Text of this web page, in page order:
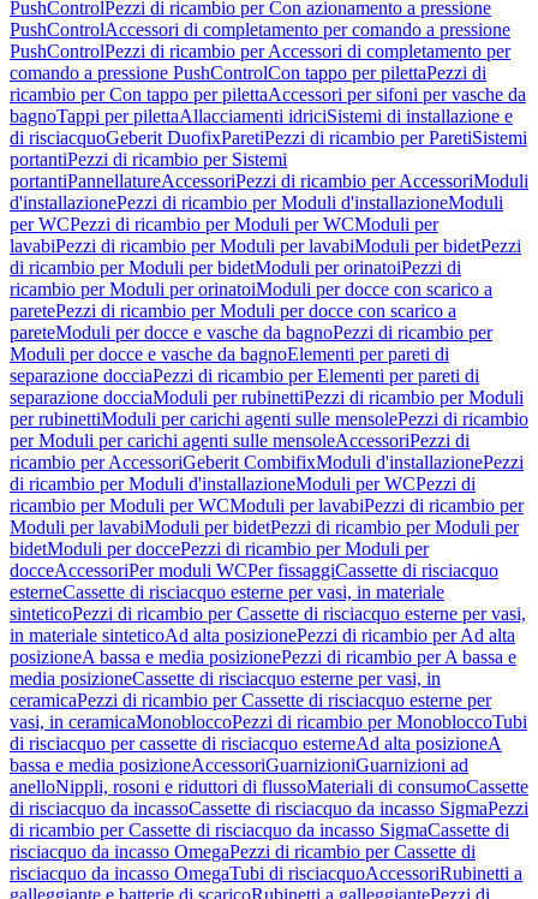
PushControlPezzi di ricambio per Con azionamento a pressione
PushControlAccessori di completamento per comando a pressione
PushControlPezzi di ricambio per Accessori di completamento per
comando a pressione PushControlCon tappo per pilettaPezzi di
ricambio per Con tappo per pilettaAccessori per sifoni per vasche da
bagnoTappi per pilettaAllacciamenti idriciSistemi di installazione e
di risciacquoGeberit DuofixParetiPezzi di ricambio per ParetiSistemi
portantiPezzi di ricambio per Sistemi
portantiPannellatureAccessoriPezzi di ricambio per AccessoriModuli
d'installazionePezzi di ricambio per Moduli d'installazioneModuli
per WCPezzi di ricambio per Moduli per WCModuli per
lavabiPezzi di ricambio per Moduli per lavabiModuli per bidetPezzi
di ricambio per Moduli per bidetModuli per orinatoiPezzi di
ricambio per Moduli per orinatoiModuli per docce con scarico a
paretePezzi di ricambio per Moduli per docce con scarico a
pareteModuli per docce e vasche da bagnoPezzi di ricambio per
Moduli per docce e vasche da bagnoElementi per pareti di
separazione docciaPezzi di ricambio per Elementi per pareti di
separazione docciaModuli per rubinettiPezzi di ricambio per Moduli
per rubinettiModuli per carichi agenti sulle mensolePezzi di ricambio
per Moduli per carichi agenti sulle mensoleAccessoriPezzi di
ricambio per AccessoriGeberit CombifixModuli d'installazionePezzi
di ricambio per Moduli d'installazioneModuli per WCPezzi di
ricambio per Moduli per WCModuli per lavabiPezzi di ricambio per
Moduli per lavabiModuli per bidetPezzi di ricambio per Moduli per
bidetModuli per doccePezzi di ricambio per Moduli per
docceAccessoriPer moduli WCPer fissaggiCassette di risciacquo
esterneCassette di risciacquo esterne per vasi, in materiale
sinteticoPezzi di ricambio per Cassette di risciacquo esterne per vasi,
in materiale sinteticoAd alta posizionePezzi di ricambio per Ad alta
posizioneA bassa e media posizionePezzi di ricambio per A bassa e
media posizioneCassette di risciacquo esterne per vasi, in
ceramicaPezzi di ricambio per Cassette di risciacquo esterne per
vasi, in ceramicaMonobloccoPezzi di ricambio per MonobloccoTubi
di risciacquo per cassette di risciacquo esterneAd alta posizioneA
bassa e media posizioneAccessoriGuarnizioniGuarnizioni ad
anelloNippli, rosoni e riduttori di flussoMateriali di consumoCassette
di risciacquo da incassoCassette di risciacquo da incasso SigmaPezzi
di ricambio per Cassette di risciacquo da incasso SigmaCassette di
risciacquo da incasso OmegaPezzi di ricambio per Cassette di
risciacquo da incasso OmegaTubi di risciacquoAccessoriRubinetti a
galleggiante e batterie di scaricoRubinetti a galleggiantePezzi di